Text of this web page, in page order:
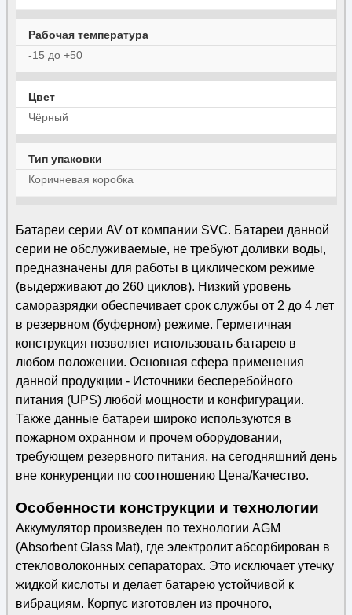
Рабочая температура
-15 до +50
Цвет
Чёрный
Тип упаковки
Коричневая коробка
Батареи серии AV от компании SVC. Батареи данной
серии не обслуживаемые, не требуют доливки воды,
предназначены для работы в циклическом режиме
(выдерживают до 260 циклов). Низкий уровень
саморазрядки обеспечивает срок службы от 2 до 4 лет
в резервном (буферном) режиме. Герметичная
конструкция позволяет использовать батарею в
любом положении. Основная сфера применения
данной продукции - Источники бесперебойного
питания (UPS) любой мощности и конфигурации.
Также данные батареи широко используются в
пожарном охранном и прочем оборудовании,
требующем резервного питания, на сегодняшний день
вне конкуренции по соотношению Цена/Качество.
Особенности конструкции и технологии
Аккумулятор произведен по технологии AGM
(Absorbent Glass Mat), где электролит абсорбирован в
стекловолоконных сепараторах. Это исключает утечку
жидкой кислоты и делает батарею устойчивой к
вибрациям. Корпус изготовлен из прочного,